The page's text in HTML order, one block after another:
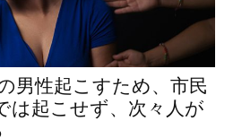
男性起こすため、市民
は起こせず、次々人が